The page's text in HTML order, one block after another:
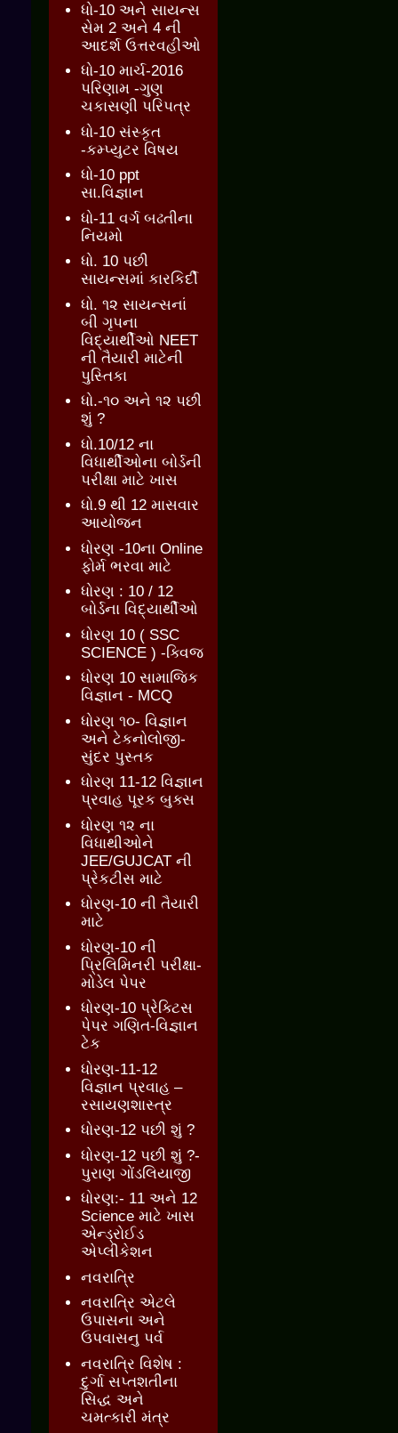
ધો-10 અને સાયન્સ
સેમ 2 અને 4 ની
આદર્શ ઉત્તરવહીઓ
ધો-10 માર્ચ-2016
પરિણામ -ગુણ
ચકાસણી પરિપત્ર
ધો-10 સંસ્કૃત
-કમ્પ્યુટર વિષય
ધો-10 ppt
સા.વિજ્ઞાન
ધો-11 વર્ગ બઢતીના
નિયમો
ધો. 10 પછી
સાયન્સમાં કારકિર્દી
ધો. ૧૨ સાયન્સનાં
બી ગૃપના
વિદ્યાર્થીઓ NEET
ની તૈયારી માટેની
પુસ્તિકા
ધો.-૧૦ અને ૧૨ પછી
શું ?
ધો.10/12 ના
વિધાર્થીઓના બોર્ડની
પરીક્ષા માટે ખાસ
ધો.9 થી 12 માસવાર
આયોજન
ધોરણ -10ના Online
ફોર્મ ભરવા માટે
ધોરણ : 10 / 12
બોર્ડના વિદ્યાર્થીઓ
ધોરણ 10 ( SSC
SCIENCE ) -ક્વિજ
ધોરણ 10 સામાજિક
વિજ્ઞાન - MCQ
ધોરણ ૧૦- વિજ્ઞાન
અને ટેકનોલોજી-
સુંદર પુસ્તક
ધોરણ 11-12 વિજ્ઞાન
પ્રવાહ પૂરક બુક્સ
ધોરણ ૧૨ ના
વિધાથીઓને
JEE/GUJCAT ની
પ્રેકટીસ માટે
ધોરણ-10 ની તૈયારી
માટે
ધોરણ-10 ની
પ્રિલિમિનરી પરીક્ષા-
મોડેલ પેપર
ધોરણ-10 પ્રેક્ટિસ
પેપર ગણિત-વિજ્ઞાન
ટેક
ધોરણ-11-12
વિજ્ઞાન પ્રવાહ –
રસાયણશાસ્ત્ર
ધોરણ-12 પછી શું ?
ધોરણ-12 પછી શું ?-
પુરાણ ગોંડલિયાજી
ધોરણ:- 11 અને 12
Science માટે ખાસ
એન્ડ્રોઈડ
એપ્લીકેશન
નવરાત્રિ
નવરાત્રિ એટલે
ઉપાસના અને
ઉપવાસનુ પર્વ
નવરાત્રિ વિશેષ :
દુર્ગા સપ્તશતીના
સિદ્ધ અને
ચમત્કારી મંત્ર